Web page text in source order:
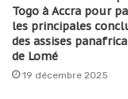
Togo à Accra pour
les principales
des assises
de Lomé
19 décembre 2025